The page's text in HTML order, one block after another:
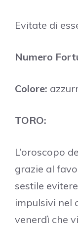
Evitate di
Numero
Colore:
TORO:
L’oroscopo
grazie al
sestile
impulsivi nel
venerdì che